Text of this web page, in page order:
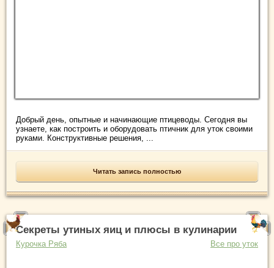
Добрый день, опытные и начинающие птицеводы. Сегодня вы
узнаете, как построить и оборудовать птичник для уток своими
руками. Конструктивные решения, ...
Читать запись полностью
Секреты утиных яиц и плюсы в кулинарии
Курочка Ряба Все про уток